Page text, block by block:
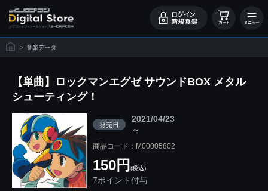
> 音楽データ
【単曲】ロックマンエグゼ サウンドBOX メタル
シューティング！
発売日
2021/04/23
～
商品コード：M00005802
150円 (税込)
7ポイント付与